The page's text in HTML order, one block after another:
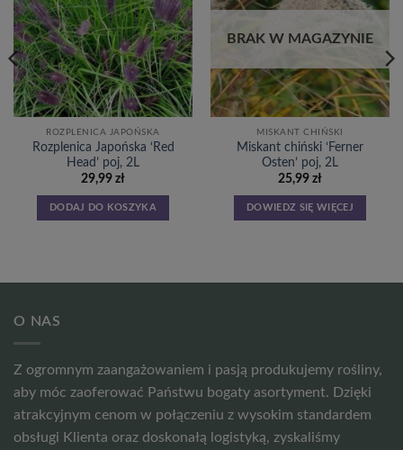
listy
życzeń
ROZPLENICA JAPOŃSKA
Rozplenica Japońska ‘Red
Head’ poj, 2L
29,99 zł
DODAJ DO KOSZYKA
listy
BRAK W MAGAZYNIE
MISKANT CHIŃSKI
Miskant chiński ‘Ferner
Osten’ poj, 2L
25,99 zł
DOWIEDZ SIĘ WIĘCEJ
O NAS
Z ogromnym zaangażowaniem i pasją produkujemy rośliny,
aby móc zaoferować Państwu bogaty asortyment. Dzięki
atrakcyjnym cenom w połączeniu z wysokim standardem
obsługi Klienta oraz doskonałą logistyką, zyskaliśmy